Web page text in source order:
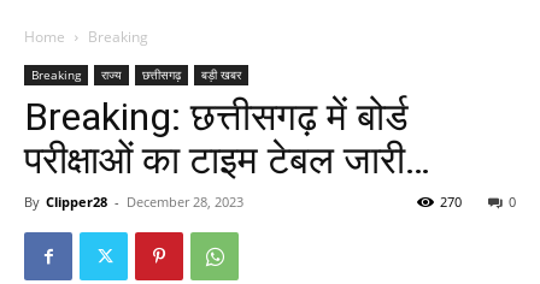
Home Breaking
Breaking राज्य छत्तीसगढ़ बड़ी खबर
Breaking: छत्तीसगढ़ में बोर्ड
परीक्षाओं का टाइम टेबल जारी…
By Clipper28 - December 28, 2023 0
270